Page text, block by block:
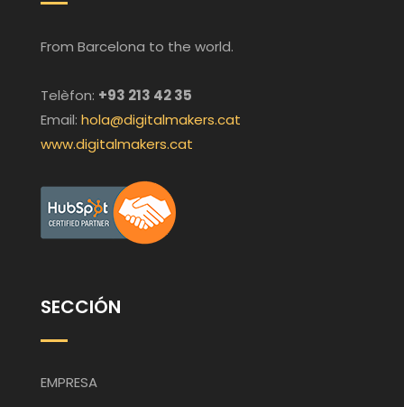
From Barcelona to the world.
Telèfon: +93 213 42 35
Email: hola@digitalmakers.cat
www.digitalmakers.cat
SECCIÓN
EMPRESA